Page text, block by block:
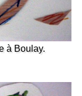
à Boulay.